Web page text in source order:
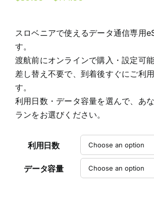
through
スロベニアで使えるデータ通信専用
す。
渡航前にオンラインで購入・設定可
差し替え不要で、到着後すぐにご利
す。
利用日数・データ容量を選んで、あ
ランをお選びください。
利用日数
データ容量